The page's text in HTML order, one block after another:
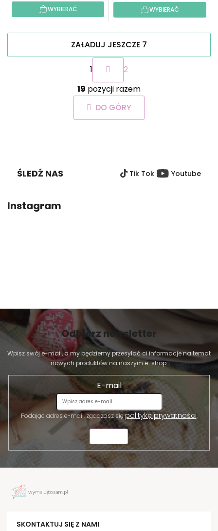
WYBIERAĆ WYBIERAĆ
K
o
n
t
r
ZAŁADUJ JESZCZE 7
P
a
g
i
n
a
c
1
2
19 pozycji razem
DO GÓRY
ŚLEDŹ NAS Tik Tok Youtube
Instagram
Odbierz newsletter
Wpisz swój e-mail, a my będziemy przesyłać ci informacje na temat
nowych produktów na naszym e-shop.
E-mail
Podając adres e-mail, zgadzasz siępolitykę prywatności.
SKONTAKTUJ SIĘ Z NAMI